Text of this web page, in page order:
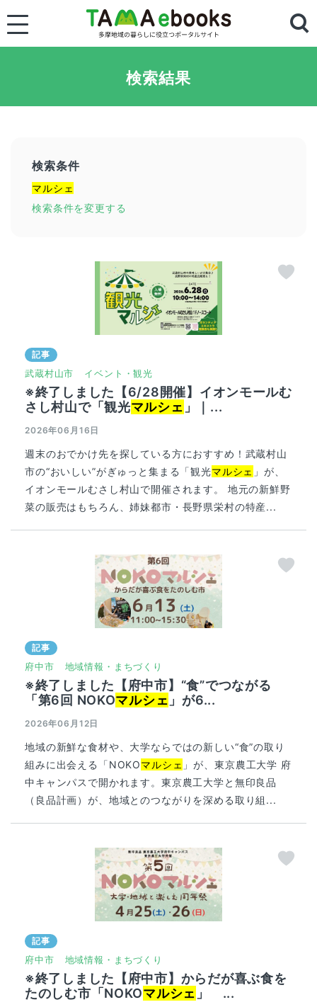
検索結果
検索条件
マルシェ
検索条件を変更する
記事
武蔵村山市 イベント・観光
※終了しました【6/28開催】イオンモールむ
さし村山で「観光マルシェ 」｜...
2026年06月16日
週末のおでかけ先を探している方におすすめ！武蔵村山
市の“おいしい”がぎゅっと集まる「観光マルシェ 」が、
イオンモールむさし村山で開催されます。 地元の新鮮野
菜の販売はもちろん、姉妹都市・長野県栄村の特産...
記事
府中市 地域情報・まちづくり
※終了しました【府中市】“食”でつながる
「第6回 NOKOマルシェ 」が6...
2026年06月12日
地域の新鮮な食材や、大学ならではの新しい“食”の取り
組みに出会える「NOKOマルシェ 」が、東京農工大学 府
中キャンパスで開かれます。東京農工大学と無印良品
（良品計画）が、地域とのつながりを深める取り組...
記事
府中市 地域情報・まちづくり
※終了しました【府中市】からだが喜ぶ食を
たのしむ市「NOKOマルシェ 」 ...